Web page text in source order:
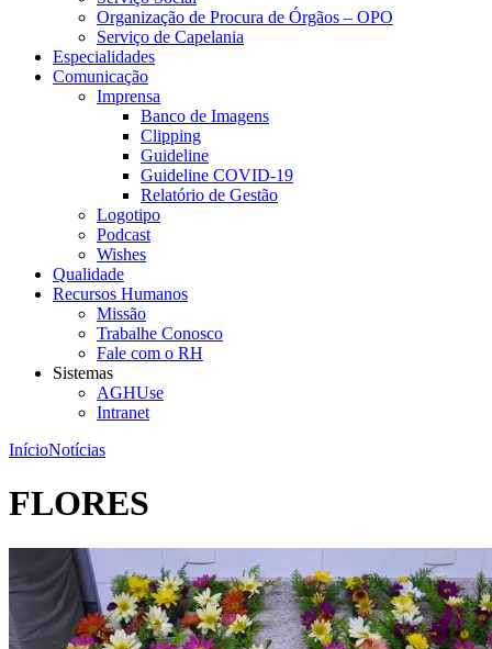
Organização de Procura de Órgãos – OPO
Serviço de Capelania
Especialidades
Comunicação
Imprensa
Banco de Imagens
Clipping
Guideline
Guideline COVID-19
Relatório de Gestão
Logotipo
Podcast
Wishes
Qualidade
Recursos Humanos
Missão
Trabalhe Conosco
Fale com o RH
Sistemas
AGHUse
Intranet
InícioNotícias
FLORES